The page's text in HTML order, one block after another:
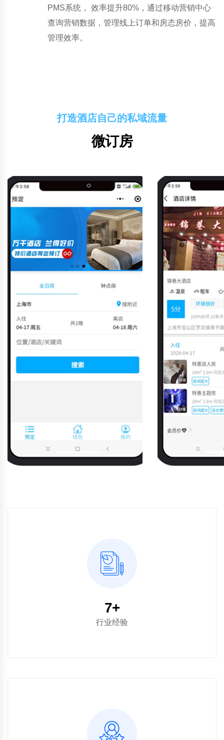
PMS系统， 效率提升80%，通过移动营销中心
查询营销数据，管理线上订单和房态房价，提高
管理效率。
打造酒店自己的私域流量
微订房
8+
行业经验